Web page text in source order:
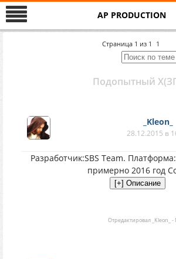
AP PRODUCTION
Страница 1 из 1 1
Подопытный
_Kleon_
28.12.2015 в
Разработчик:SBS Team.
примерно 2016 год
Отредактировал _Kleon_ -